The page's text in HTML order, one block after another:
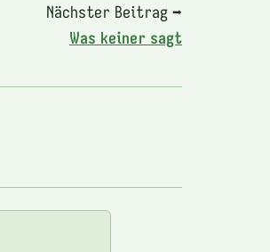
Nächster Beitrag ➡
Was keiner sagt